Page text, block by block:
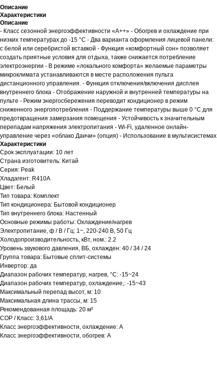
Описание
Характеристики
Описание
- Класс сезонной энергоэффективности «А++» - Обогрев и охлаждение при
низких температурах до -15 °С - Два варианта оформления лицевой панели:
с белой или серебристой вставкой - Функция «комфортный сон» позволяет
создать приятные условия для отдыха, также снижается потребление
электроэнергии - В режиме «локального комфорта» желаемые параметры
микроклимата устанавливаются в месте расположения пульта
дистанционного управления. - Функция отключения/включения дисплея
внутреннего блока - Отображение наружной и внутренней температуры на
пульте - Режим энергосбережения переводит кондиционер в режим
сниженного энергопотребления - Поддержание температуры выше 0 °С для
предотвращения замерзания помещения - Устойчивость к значительным
перепадам напряжения электропитания - Wi-Fi, удаленное онлайн-
управление через «облако Даичи» (опция) - Использование в мультисистемах
Характеристики
Срок эксплуатации: 10 лет
Страна изготовитель: Китай
Серия: Peak
Хладагент: R410A
Цвет: Белый
Тип товара: Комплект
Тип кондиционера: Бытовой кондиционер
Тип внутреннего блока: Настенный
Основные режимы работы: Охлаждение/нагрев
Электропитание, ф / В / Гц: 1~, 220-240 В, 50 Гц
Холодопроизводительность, кВт, ном.: 2.2
Уровень звукового давления, ВБ, охлажден: 40 / 34 / 24
Группа товара: Бытовые сплит-системы
Инвертор: да
Диапазон рабочих температур, нагрев, °C: -15~24
Диапазон рабочих температур, охлаждение,: -15~43
Максимальный перепад высот, м: 10
Максимальная длина трассы, м: 15
Рекомендованная площадь: 20 м²
COP / Класс: 3,61/A
Класс энергоэффективности, охлаждение: A
Класс энергоэффективности, обогрев: A